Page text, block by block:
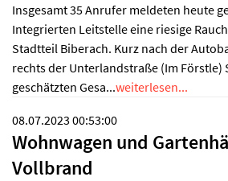
Insgesamt 35 Anrufer meldeten heute
Integrierten Leitstelle eine riesige
Stadtteil Biberach. Kurz nach der
rechts der Unterlandstraße (Im
geschätzten Gesa...weiterlesen...
08.07.2023 00:53:00
Wohnwagen und
Vollbrand